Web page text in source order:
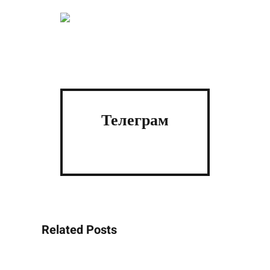
Телеграм
Related Posts